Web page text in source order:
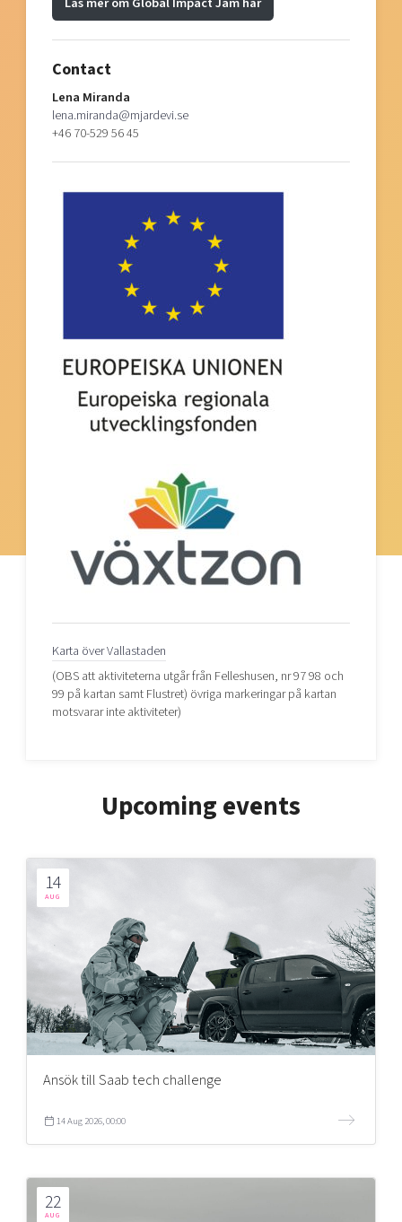
Contact
Lena Miranda
lena.miranda@mjardevi.se
+46 70-529 56 45‬
Karta över Vallastaden
(OBS att aktiviteterna utgår från Felleshusen, nr 97 98 och
99 på kartan samt Flustret) övriga markeringar på kartan
motsvarar inte aktiviteter)
Upcoming events
14
AUG
Ansök till Saab tech challenge
14 Aug 2026, 00:00
22
AUG